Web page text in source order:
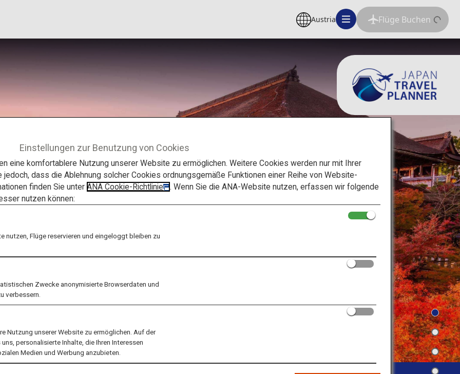
Austria Flüge Buchen
Einstellungen zur Benutzung von Cookies
eine komfortablere Nutzung unserer Website zu ermöglichen. Weitere Cookies werden nur mit Ihrer
dass die Ablehnung solcher Cookies ordnungsgemäße Funktionen einer Reihe von Website-
finden Sie unter ANA Cookie-Richtlinie
. Wenn Sie die ANA-Website nutzen, erfassen wir folgende
nutzen können:
nutzen, Flüge reservieren und eingeloggt bleiben zu
Zwecke anonymisierte Browserdaten und
verbessern.
Nutzung unserer Website zu ermöglichen. Auf der
personalisierte Inhalte, die Ihren Interessen
Medien und Werbung anzubieten.